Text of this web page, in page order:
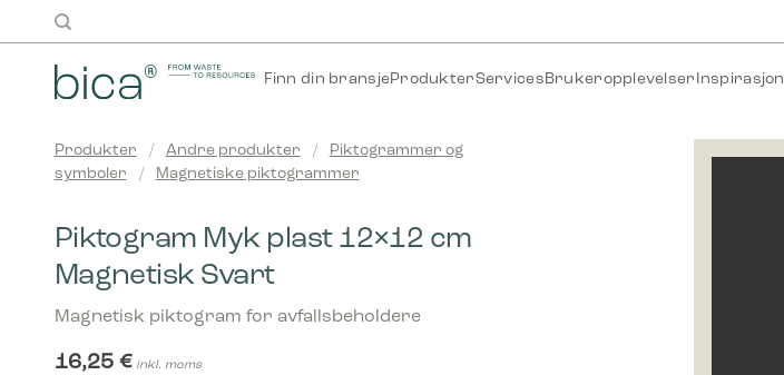
to
content
Finn din bransjeProdukterServicesBrukeropplevelser Inspirasjon
Produkter / Andre produkter /
Piktogrammer og
symboler
/ Magnetiske piktogrammer
Piktogram Myk plast 12×12 cm
Magnetisk Svart
Magnetisk piktogram for avfallsbeholdere
16,25 € inkl. moms